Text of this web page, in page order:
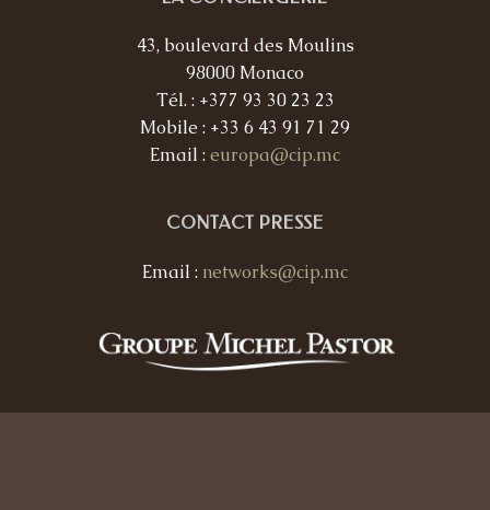
43, boulevard des Moulins
98000 Monaco
Tél. : +377 93 30 23 23
Mobile : +33 6 43 91 71 29
Email : europa@cip.mc
CONTACT PRESSE
Email : networks@cip.mc